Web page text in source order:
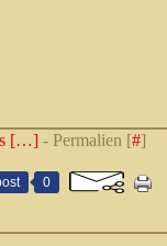
[…] - Permalien [#]
0